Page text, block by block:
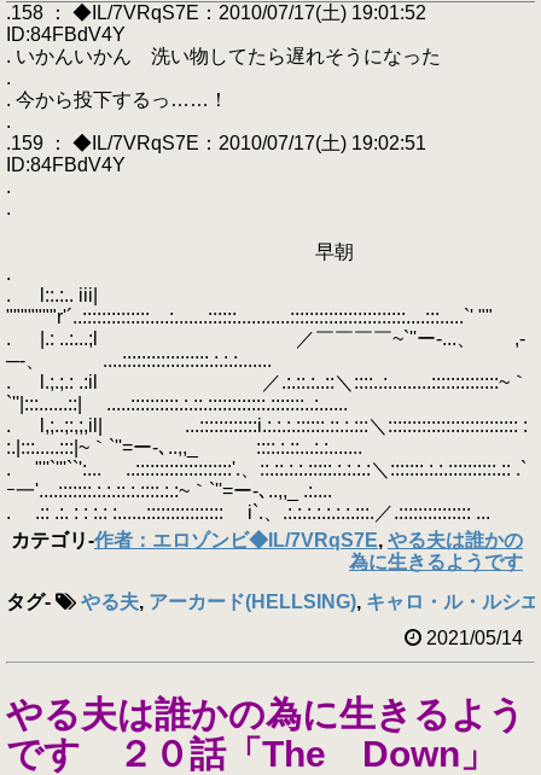
.158 ： ◆IL/7VRqS7E：2010/07/17(土) 19:01:52
ID:84FBdV4Y
. いかんいかん 洗い物してたら遅れそうになった
.
. 今から投下するっ……！
.
.159 ： ◆IL/7VRqS7E：2010/07/17(土) 19:02:51
ID:84FBdV4Y
.
.
早朝
.
. l::.:.. iii|
"""""""r'´..::::::::::::::....:.......::::::...........::::::::::::::::::::::::....:::.....`' ""
. |.: ..:...;l ／￣￣￣￣~`''ー-...、 ,-
─-、 ....::::::::::::::::::.:.:.:.......
. l.;.;.: .:il ／.:.::.:..::＼::::..:.........::::::::::::::~｀
`''|:::......::| .....::::::::::.:.::.::::::::::::.:::::::..:......
. l,;..;:,;,il| ...::::::::::::i.:.:.:.::::::.::.:.:::＼::::::::::::::::::::::::::: :
:.|:::.....:::|~｀`''=ー-､..,,_ ::::.:.::...:.:.......
. "''`'''``':... ..::::::::::::::::::::'.、::.::.:.:.:::::.:.:.:.:＼:::::::.:.:.::::::::::.:: .`
ｰ一'....:::::::.:.:.::.:.::::.:.:~｀`''=ー-､..,,_ .:....
. .:: .:. : : :.: :......:::::::::::::::: i`.、.:.:.:.:.:.:.:.:::.／.::::::::::::::: ...
カテゴリ-作者：エロゾンビ◆IL/7VRqS7E, やる夫は誰かの
為に生きるようです
タグ- やる夫, アーカード(HELLSING), キャロ・ル・ルシエ
2021/05/14
やる夫は誰かの為に生きるよう
です ２０話「The Down」